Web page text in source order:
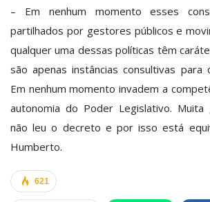
– Em nenhum momento esses
partilhados por gestores públicos e
qualquer uma dessas políticas têm
são apenas instâncias consultivas para
Em nenhum momento invadem a
autonomia do Poder Legislativo.
não leu o decreto e por isso está
Humberto.
621